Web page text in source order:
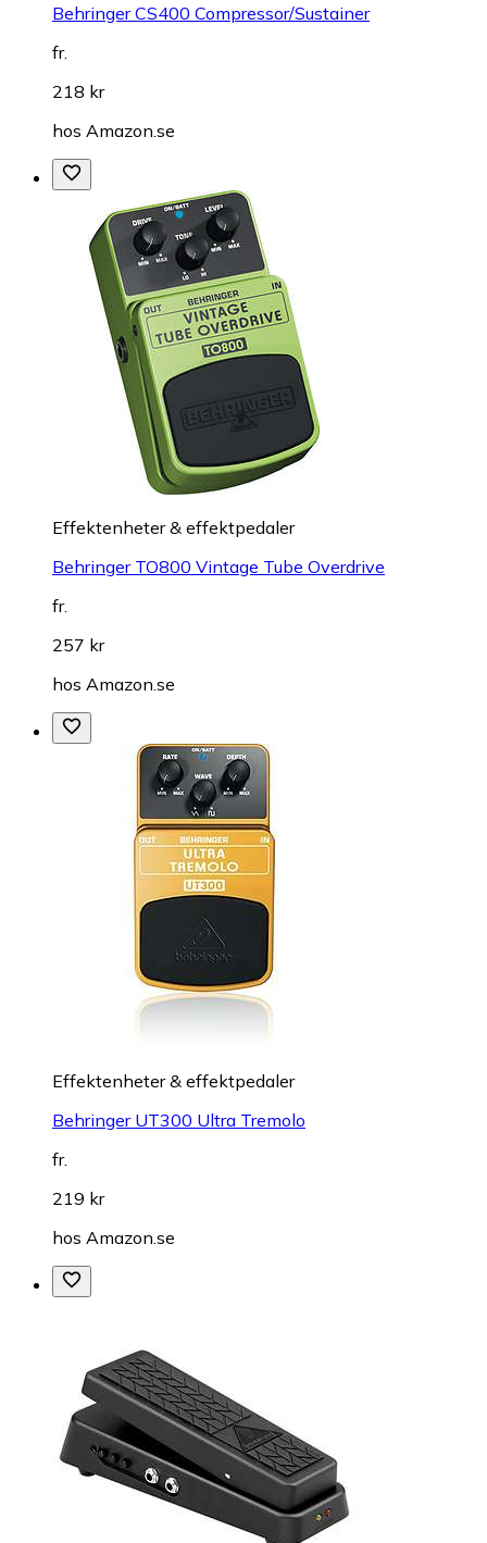
Behringer CS400 Compressor/Sustainer
fr.
218 kr
hos Amazon.se
Effektenheter & effektpedaler
Behringer TO800 Vintage Tube Overdrive
fr.
257 kr
hos Amazon.se
Effektenheter & effektpedaler
Behringer UT300 Ultra Tremolo
fr.
219 kr
hos Amazon.se